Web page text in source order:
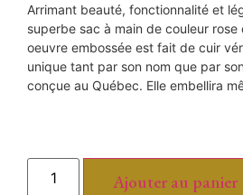
Arrimant beauté, fonctionnalité et
superbe sac à main de couleur
oeuvre embossée est fait de cuir
unique tant par son nom que par
conçue au Québec. Elle embellira
Ajouter au panier